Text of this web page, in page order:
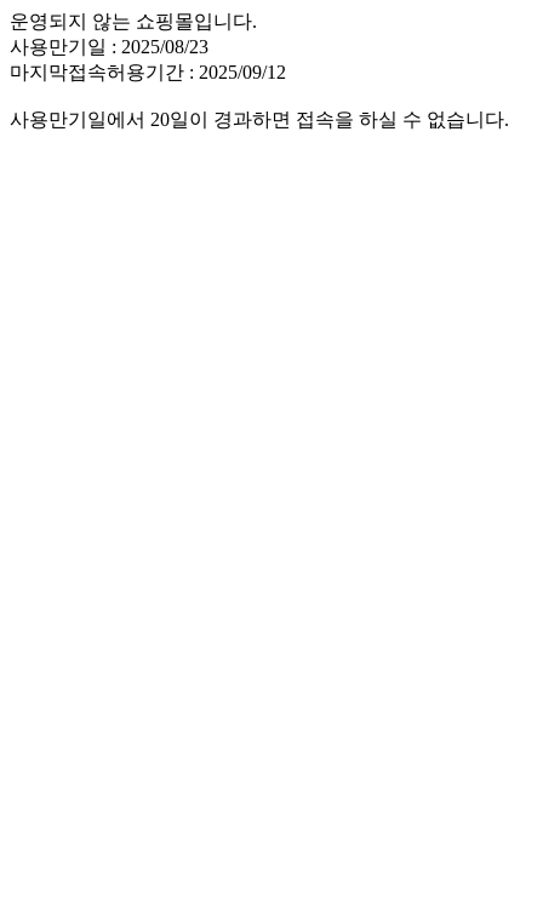
운영되지 않는 쇼핑몰입니다.
사용만기일 : 2025/08/23
마지막접속허용기간 : 2025/09/12
사용만기일에서 20일이 경과하면 접속을 하실 수 없습니다.